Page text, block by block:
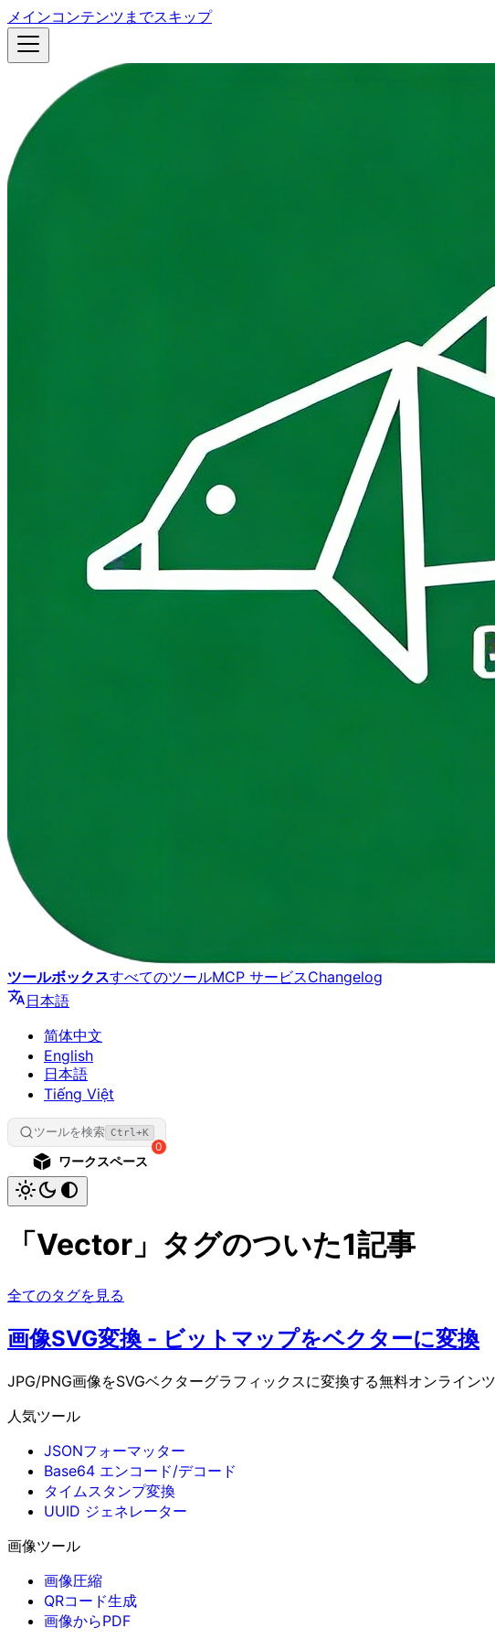
メインコンテンツまでスキップ
ツールボックスすべてのツールMCP サービスChangelog
日本語
简体中文
English
日本語
Tiếng Việt
ツールを検索 Ctrl+K
ワークスペース
0
「Vector」タグのついた1記事
全てのタグを見る
画像SVG変換 - ビットマップをベクターに変換
JPG/PNG画像をSVGベクターグラフィックスに変換する無料オンライン
人気ツール
JSONフォーマッター
Base64 エンコード/デコード
タイムスタンプ変換
UUID ジェネレーター
画像ツール
画像圧縮
QRコード生成
画像からPDF